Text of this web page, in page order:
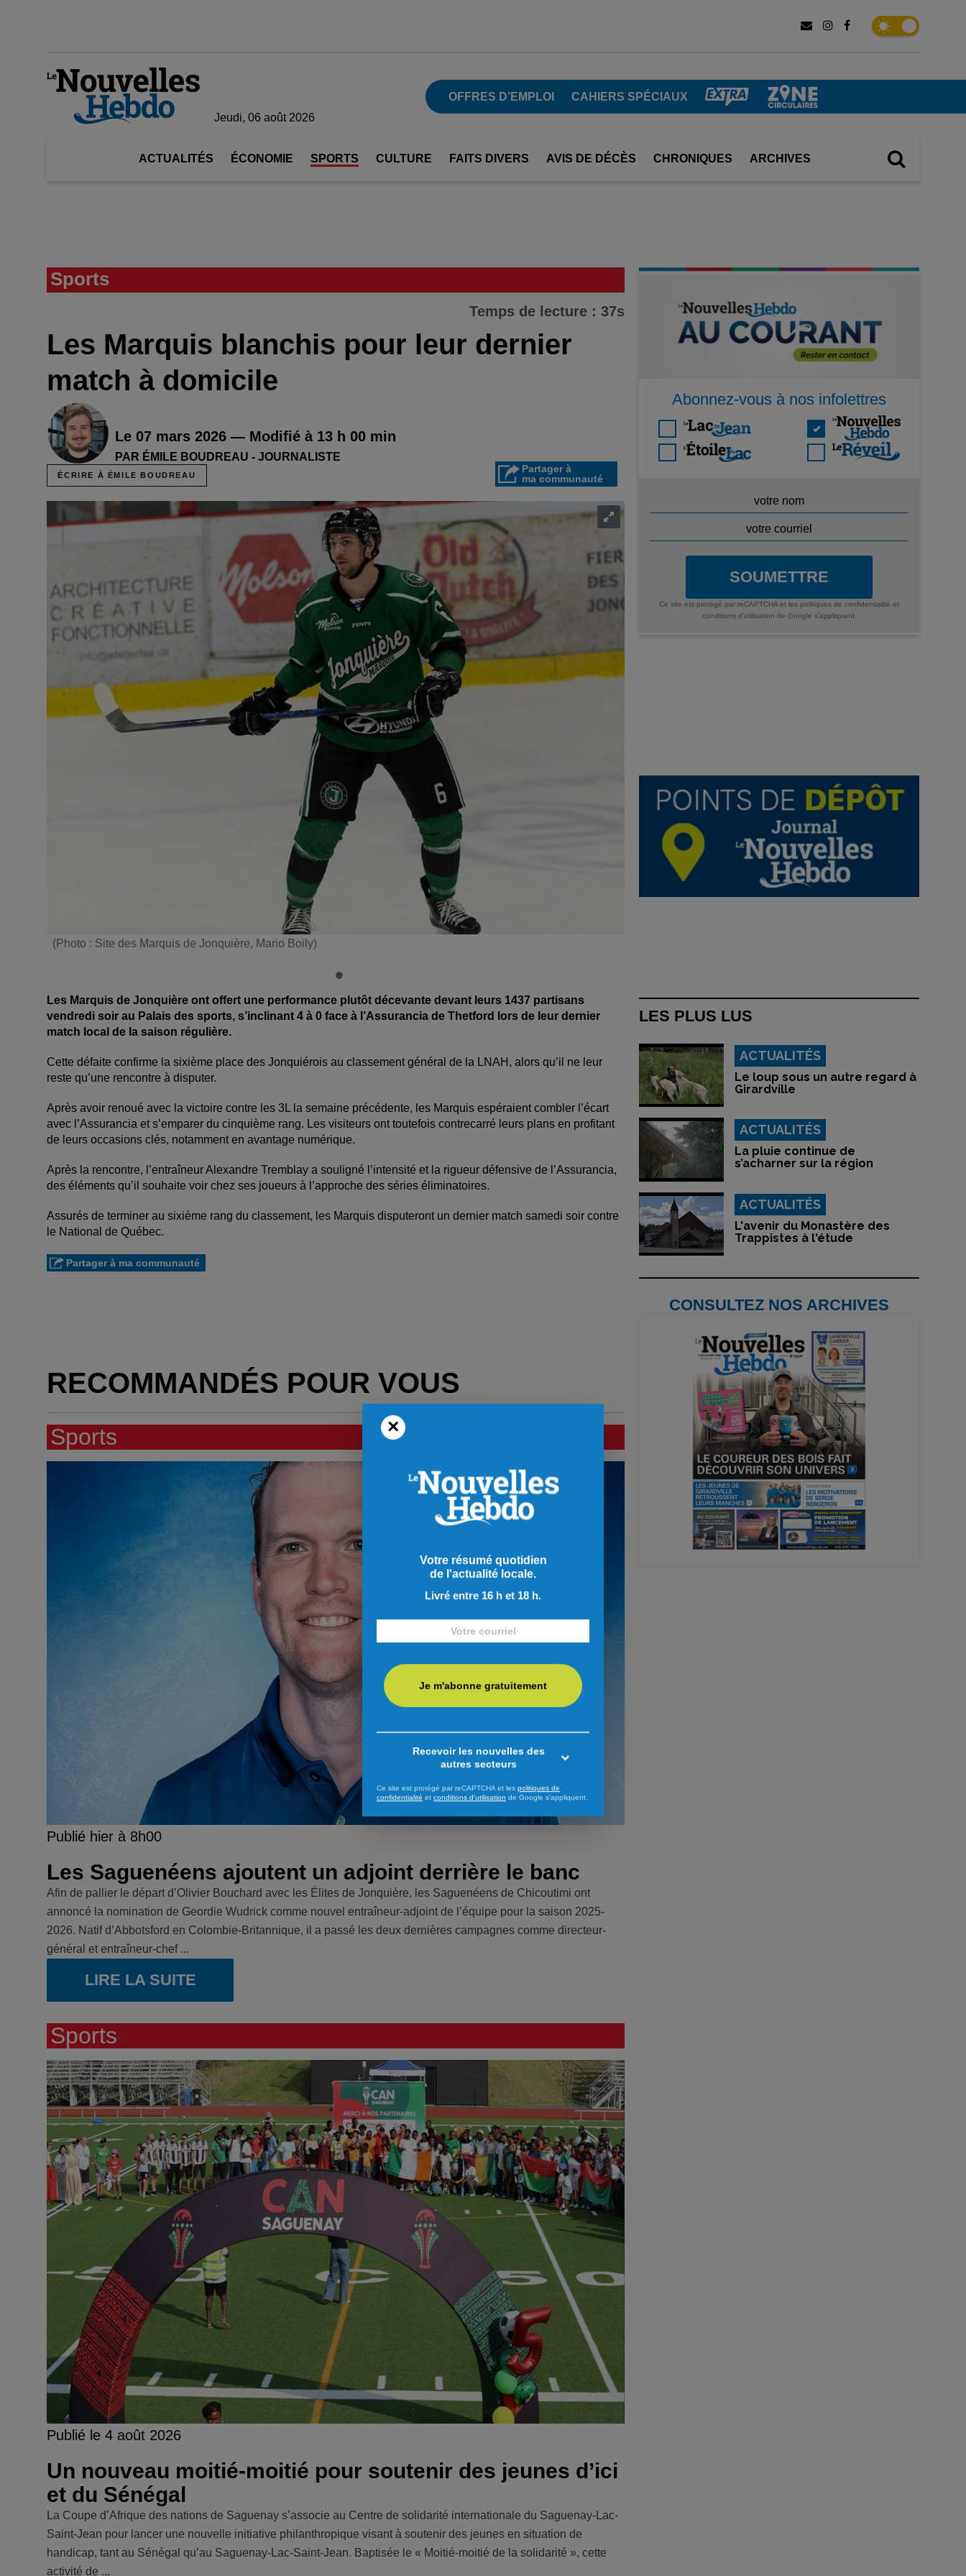
Jeudi, 06 août 2026
OFFRES D’EMPLOI CAHIERS SPÉCIAUX
ACTUALITÉS ÉCONOMIE SPORTS CULTURE FAITS DIVERS AVIS DE DÉCÈS CHRONIQUES ARCHIVES
Sports
Temps de lecture : 37s
Les Marquis blanchis pour leur dernier
match à domicile
Le 07 mars 2026 — Modifié à 13 h 00 min
PAR ÉMILE BOUDREAU - JOURNALISTE
ÉCRIRE À ÉMILE BOUDREAU
Partager à
ma communauté
(Photo : Site des Marquis de Jonquière, Mario Boily)
Les Marquis de Jonquière ont offert une performance plutôt décevante devant leurs 1437 partisans
vendredi soir au Palais des sports, s’inclinant 4 à 0 face à l’Assurancia de Thetford lors de leur dernier
match local de la saison régulière.
Cette défaite confirme la sixième place des Jonquiérois au classement général de la LNAH, alors qu’il ne leur
reste qu’une rencontre à disputer.
Après avoir renoué avec la victoire contre les 3L la semaine précédente, les Marquis espéraient combler l’écart
avec l’Assurancia et s’emparer du cinquième rang. Les visiteurs ont toutefois contrecarré leurs plans en profitant
de leurs occasions clés, notamment en avantage numérique.
Après la rencontre, l’entraîneur Alexandre Tremblay a souligné l’intensité et la rigueur défensive de l’Assurancia,
des éléments qu’il souhaite voir chez ses joueurs à l’approche des séries éliminatoires.
Assurés de terminer au sixième rang du classement, les Marquis disputeront un dernier match samedi soir contre
le National de Québec.
Partager à ma communauté
RECOMMANDÉS POUR VOUS
Sports
Publié hier à 8h00
Les Saguenéens ajoutent un adjoint derrière le banc
Afin de pallier le départ d’Olivier Bouchard avec les Élites de Jonquière, les Saguenéens de Chicoutimi ont
annoncé la nomination de Geordie Wudrick comme nouvel entraîneur-adjoint de l’équipe pour la saison 2025-
2026. Natif d’Abbotsford en Colombie-Britannique, il a passé les deux dernières campagnes comme directeur-
général et entraîneur-chef ...
LIRE LA SUITE
Sports
Publié le 4 août 2026
Un nouveau moitié-moitié pour soutenir des jeunes d’ici
et du Sénégal
La Coupe d’Afrique des nations de Saguenay s’associe au Centre de solidarité internationale du Saguenay-Lac-
Saint-Jean pour lancer une nouvelle initiative philanthropique visant à soutenir des jeunes en situation de
handicap, tant au Sénégal qu’au Saguenay-Lac-Saint-Jean. Baptisée le « Moitié-moitié de la solidarité », cette
activité de ...
Abonnez-vous à nos infolettres
SOUMETTRE
Ce site est protégé par reCAPTCHA et les politiques de confidentialité et
conditions d'utilisation de Google s'appliquent.
LES PLUS LUS
ACTUALITÉS
Le loup sous un autre regard à
Girardville
ACTUALITÉS
La pluie continue de
s’acharner sur la région
ACTUALITÉS
L'avenir du Monastère des
Trappistes à l'étude
CONSULTEZ NOS ARCHIVES
×
Votre résumé quotidien
de l'actualité locale.
Livré entre 16 h et 18 h.
Je m'abonne gratuitement
Recevoir les nouvelles des
autres secteurs
Ce site est protégé par reCAPTCHA et les politiques de
confidentialité et conditions d'utilisation de Google s'appliquent.